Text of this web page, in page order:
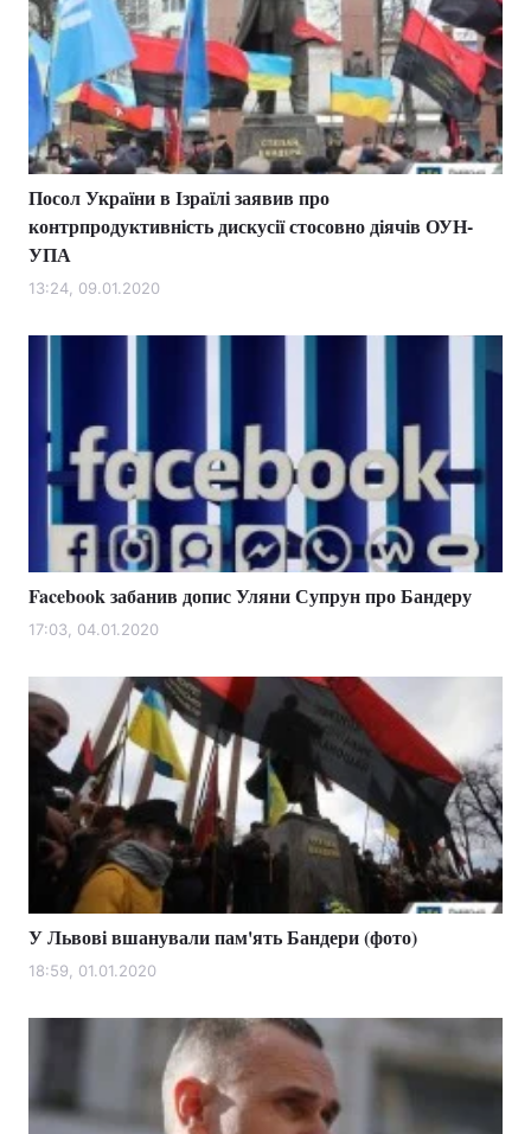
Посол України в Ізраїлі заявив про
контрпродуктивність дискусії стосовно діячів ОУН-
УПА
13:24, 09.01.2020
Facebook забанив допис Уляни Супрун про Бандеру
17:03, 04.01.2020
У Львові вшанували пам'ять Бандери (фото)
18:59, 01.01.2020